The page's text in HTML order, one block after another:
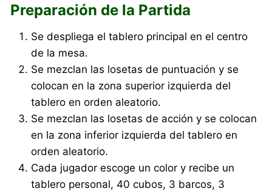
Preparación de la Partida
Se despliega el tablero principal en el centro
de la mesa.
Se mezclan las losetas de puntuación y se
colocan en la zona superior izquierda del
tablero en orden aleatorio.
Se mezclan las losetas de acción y se colocan
en la zona inferior izquierda del tablero en
orden aleatorio.
Cada jugador escoge un color y recibe un
tablero personal, 40 cubos, 3 barcos, 3